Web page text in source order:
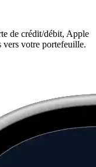
de crédit/débit, Apple
vers votre portefeuille.